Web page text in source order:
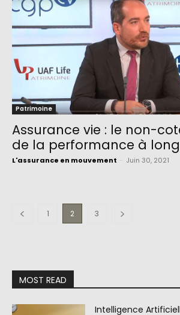
Patrimoine
Assurance vie : le non-
de la performance à
L'assurance en mouvement Juin 30, 2021
1 2 3
MOST READ
Intelligence